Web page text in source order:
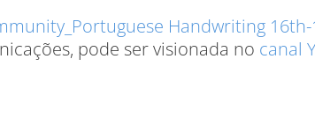
Handwriting
pode ser visionada no canal